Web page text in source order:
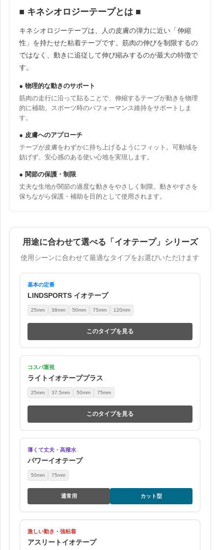
■ キネシオロジーテープとは ■
キネシオロジーテープは、人の皮膚の弾力に近い「伸縮
性」を持たせた粘着テープです。筋肉の伸びを制限するの
ではなく、動きに追従して伸び縮みするのが最大の特徴で
す。
● 物理的な動きのサポート
筋肉の走行に沿って貼ることで、伸縮するテープが動きを物理
的に補助。スポーツ時のパフォーマンス維持をサポートしま
す。
● 皮膚へのアプローチ
テープが皮膚をわずかに持ち上げるようにフィット。可動域を
妨げず、安心感のある使い心地を実現します。
● 関節の保護・制限
丈夫な生地が関節の過度な動きをやさしく制限。動きやすさを
保ちながら保護・補助を目的として使用されます。
用途に合わせて選べる「イオテープ」シリーズ
使用シーンに合わせて最適なタイプをお選びいただけます
基本の定番
LINDSPORTS イオテープ
25mm 38mm 50mm 75mm 120mm
このタイプを見る
コスパ重視
ライトイオテーププラス
25mm 37.5mm 50mm 75mm
このタイプを見る
薄くて丈夫・高撥水
パワーイオテープ
50mm 75mm
通常用 カット型
激しい動き・強粘着
アスリートイオテープ